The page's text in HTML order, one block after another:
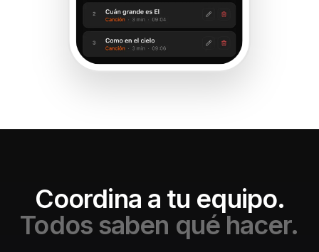
Coordina a tu equipo.
Todos saben qué hacer.